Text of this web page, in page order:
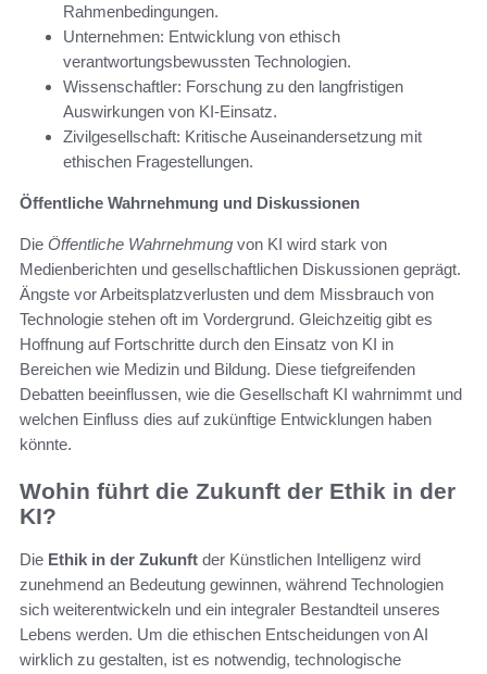
Rahmenbedingungen.
Unternehmen: Entwicklung von ethisch
verantwortungsbewussten Technologien.
Wissenschaftler: Forschung zu den langfristigen
Auswirkungen von KI-Einsatz.
Zivilgesellschaft: Kritische Auseinandersetzung mit
ethischen Fragestellungen.
Öffentliche Wahrnehmung und Diskussionen
Die Öffentliche Wahrnehmung von KI wird stark von
Medienberichten und gesellschaftlichen Diskussionen geprägt.
Ängste vor Arbeitsplatzverlusten und dem Missbrauch von
Technologie stehen oft im Vordergrund. Gleichzeitig gibt es
Hoffnung auf Fortschritte durch den Einsatz von KI in
Bereichen wie Medizin und Bildung. Diese tiefgreifenden
Debatten beeinflussen, wie die Gesellschaft KI wahrnimmt und
welchen Einfluss dies auf zukünftige Entwicklungen haben
könnte.
Wohin führt die Zukunft der Ethik in der
KI?
Die Ethik in der Zukunft der Künstlichen Intelligenz wird
zunehmend an Bedeutung gewinnen, während Technologien
sich weiterentwickeln und ein integraler Bestandteil unseres
Lebens werden. Um die ethischen Entscheidungen von AI
wirklich zu gestalten, ist es notwendig, technologische